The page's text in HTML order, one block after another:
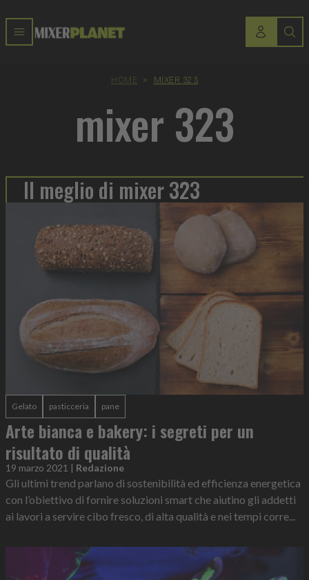
HOME > MIXER 323
mixer 323
Il meglio di mixer 323
Gelato pasticceria pane
Arte bianca e bakery: i segreti per un
risultato di qualità
19 marzo 2021 | Redazione
Gli ultimi trend parlano di sostenibilità ed efficienza energetica
con l’obiettivo di fornire soluzioni smart che aiutino gli addetti
ai lavori a servire cibo fresco, di alta qualità e nei tempi corre...